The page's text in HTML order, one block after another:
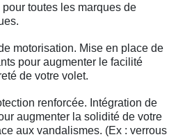
toutes les marques de
motorisation. Mise en place de
pour augmenter le facilité
de votre volet.
renforcée. Intégration de
augmenter la solidité de votre
aux vandalismes. (Ex : verrous